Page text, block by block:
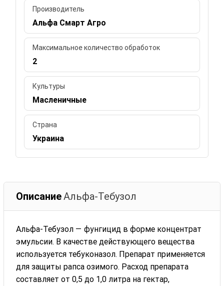
Производитель
Альфа Смарт Агро
Максимальное количество обработок
2
Культуры
Масленичные
Страна
Украина
ОписаниеАльфа-Тебузол
Альфа-Тебузол — фунгицид в форме концентрат
эмульсии. В качестве действующего вещества
используется тебуконазол. Препарат применяется
для защиты рапса озимого. Расход препарата
составляет от 0,5 до 1,0 литра на гектар,